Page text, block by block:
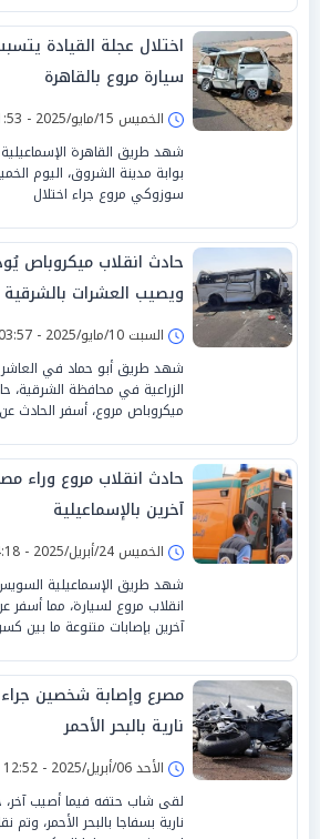
اختلال عجلة القيادة
سيارة مروع بالقاهرة
الخميس 15/مايو/2025 - 01:53 م
شهد طريق القاهرة
بوابة مدينة الشروق، اليوم
سوزوكي مروع جراء اختلال
حادث انقلاب ميكروباص
ويصيب العشرات بالشرقية
السبت 10/مايو/2025 - 03:57 م
شهد طريق أبو حماد في
الزراعية في محافظة الشرقية،
ميكروباص مروع، أسفر الحادث عن
آخرين بالإسماعيلية
الخميس 24/أبريل/2025 - 04:18 م
شهد طريق الإسماعيلية
آخرين بإصابات متنوعة ما بين
مصرع وإصابة شخصين
نارية بالبحر الأحمر
الأحد 06/أبريل/2025 - 12:52 م
لقى شاب حتفه فيما أصيب آخر،
نارية بسفاجا بالبحر الأحمر، وتم